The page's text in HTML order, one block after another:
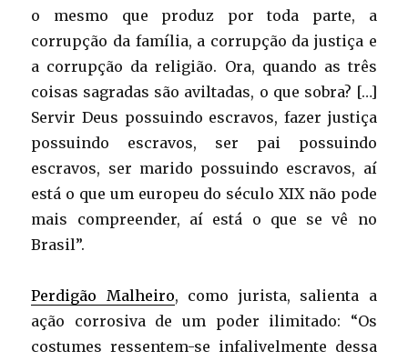
o mesmo que produz por toda parte, a
corrupção da família, a corrupção da justiça e
a corrupção da religião. Ora, quando as três
coisas sagradas são aviltadas, o que sobra? […]
Servir Deus possuindo escravos, fazer justiça
possuindo escravos, ser pai possuindo
escravos, ser marido possuindo escravos, aí
está o que um europeu do século XIX não pode
mais compreender, aí está o que se vê no
Brasil”.
Perdigão Malheiro, como jurista, salienta a
ação corrosiva de um poder ilimitado: “Os
costumes ressentem-se infalivelmente dessa